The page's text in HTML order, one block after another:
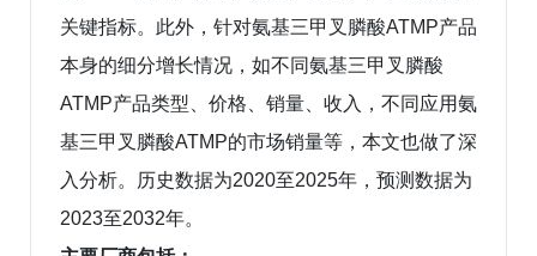
关键指标。此外，针对氨基三甲叉膦酸ATMP产品
本身的细分增长情况，如不同氨基三甲叉膦酸
ATMP产品类型、价格、销量、收入，不同应用氨
基三甲叉膦酸ATMP的市场销量等，本文也做了深
入分析。历史数据为2020至2025年，预测数据为
2023至2032年。